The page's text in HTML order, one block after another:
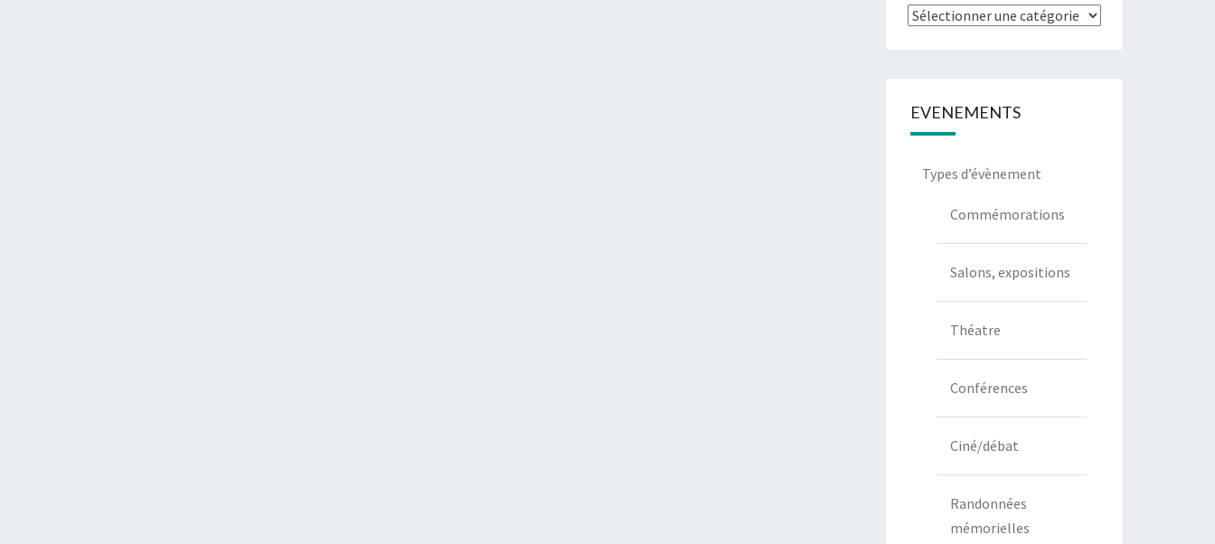
Types
EVENEMENTS
Types d’évènement
Commémorations
Salons, expositions
Théatre
Conférences
Ciné/débat
Randonnées
mémorielles